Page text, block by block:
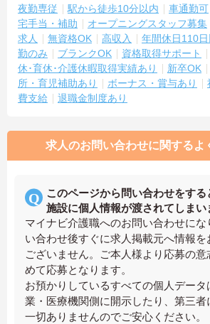
夜勤専従 駅から徒歩10分以内 車通勤可
宅手当・補助
オープニングスタッフ募集
求人
無資格OK 高収入 年間休日110日
勤のみ
ブランクOK 資格取得サポート
休･育休･介護休暇取得実績あり
新卒OK
所・育児補助あり
ボーナス・賞与あり
費支給
退職金制度あり
求人のお問い合わせに関するよ
このページから問い合わせをす
施設に個人情報が渡されてしまい
マイナビ介護職へのお問い合わせにな
い合わせ後すぐに求人掲載元へ情報
ございません。ご本人様より応募の
めて応募となります。
お預かりしているすべての個人データ
業・医療機関側に開示したり、第三者
一切ありませんのでご安心ください。